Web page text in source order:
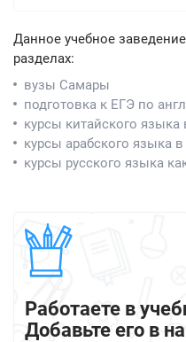
Данное учебное
разделах:
вузы Самары
подготовка к ЕГЭ по
курсы китайского языка
курсы арабского языка
курсы русского языка
Работаете в
Добавьте его в